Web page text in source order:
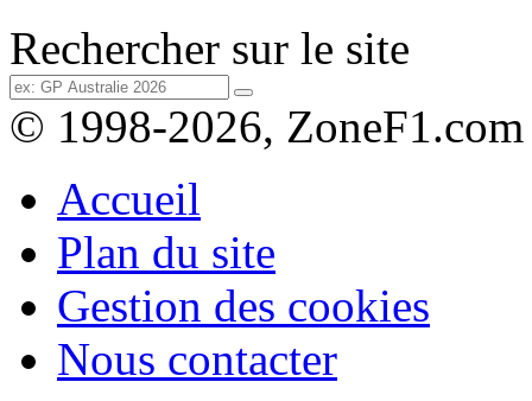
Rechercher sur le site
© 1998-2026, ZoneF1.com
Accueil
Plan du site
Gestion des cookies
Nous contacter